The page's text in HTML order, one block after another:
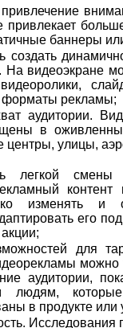
привлекает
баннеры
создать
На видеоэкране
форматы рекламы;
аудитории.
в
центры, улицы,
легкой
контент
изменять и
его
для
можно
аудитории,
людям, которые
в продукте или
Исследования